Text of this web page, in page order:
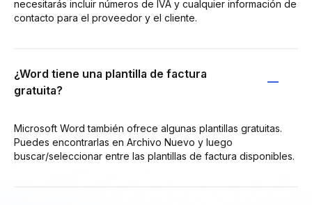
necesitarás incluir números de IVA y cualquier información de
contacto para el proveedor y el cliente.
¿Word tiene una plantilla de factura
gratuita?
Microsoft Word también ofrece algunas plantillas gratuitas.
Puedes encontrarlas en Archivo Nuevo y luego
buscar/seleccionar entre las plantillas de factura disponibles.